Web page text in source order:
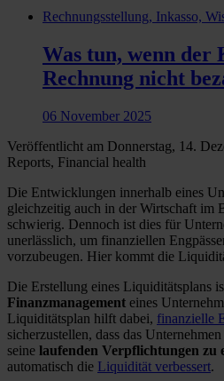
Rechnungsstellung, Inkasso,
Was tun, wenn der
Rechnung nicht
06 November 2025
Veröffentlicht am Donnerstag, 14.
Reports, Financial health
Die Entwicklungen innerhalb eines
gleichzeitig auch in der Wirtschaft im
schwierig. Dennoch ist dies für
unerlässlich, um finanziellen
vorzubeugen. Hier kommt die
Die Erstellung eines Liquiditätsplans
Finanzmanagement eines
Liquiditätsplan hilft dabei, finanzielle
sicherzustellen, dass das
seine laufenden Verpflichtungen zu
automatisch die Liquidität verbessert.